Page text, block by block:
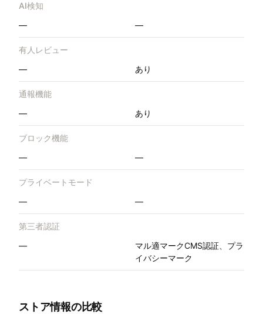
AI検知
—
—
有人レビュー
—
あり
通報機能
—
あり
ブロック機能
—
—
プライベートモード
—
—
第三者認証
—
マル適マークCMS認証、プラ
イバシーマーク
ストア情報の比較